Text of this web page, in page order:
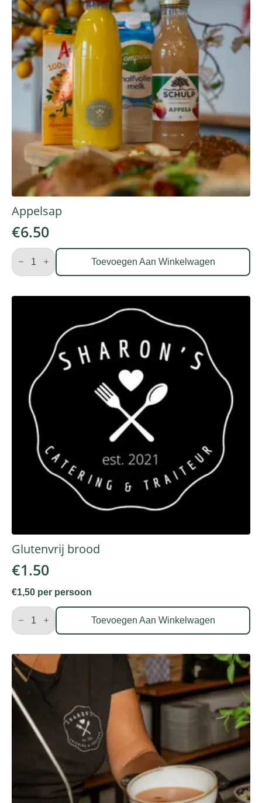
Appelsap
€6.50
Appelsap
aantal
Toevoegen Aan Winkelwagen
Glutenvrij brood
€1.50
€1,50 per persoon
Glutenvrij
brood
aantal
Toevoegen Aan Winkelwagen